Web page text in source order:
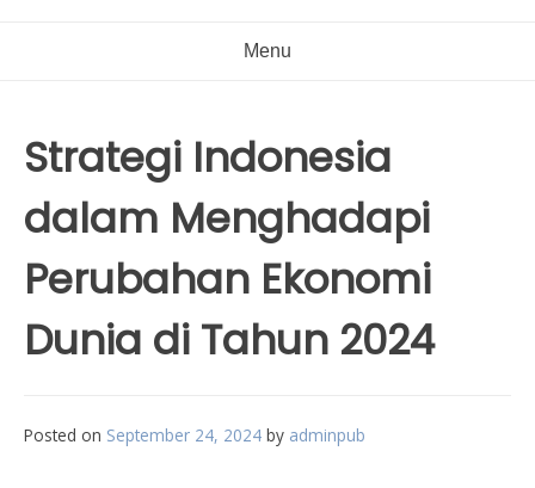
Menu
Strategi Indonesia
dalam Menghadapi
Perubahan Ekonomi
Dunia di Tahun 2024
Posted on September 24, 2024 by adminpub